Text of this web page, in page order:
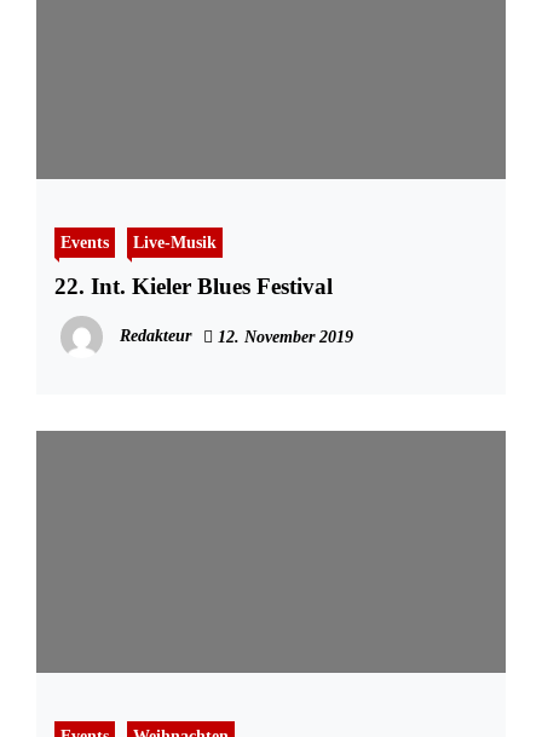
Events Live-Musik
22. Int. Kieler Blues Festival
Redakteur 12. November 2019